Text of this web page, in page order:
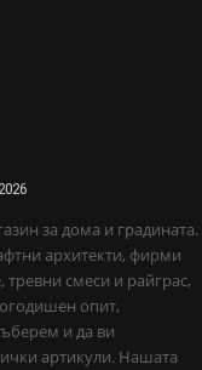
за дома и градината.
архитекти, фирми
смеси и райграс,
опит,
и да ви
артикули. Нашата